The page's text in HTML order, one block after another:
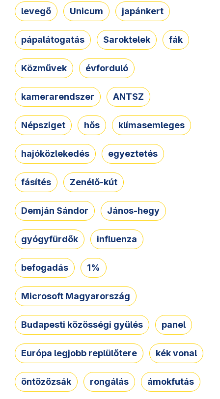
levegő Unicum japánkert
pápalátogatás Saroktelek fák
Közművek évforduló
kamerarendszer ANTSZ
Népsziget hős klímasemleges
hajóközlekedés egyeztetés
fásítés Zenélő-kút
Demján Sándor János-hegy
gyógyfürdők influenza
befogadás 1%
Microsoft Magyarország
Budapesti közösségi gyűlés panel
Európa legjobb replülőtere kék vonal
öntözőzsák rongálás ámokfutás